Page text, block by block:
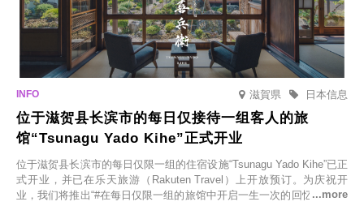
滋賀県 日本信息
位于滋贺县长滨市的每日仅接待一组客人的旅
馆“Tsunagu Yado Kihe”正式开业
位于滋贺县长滨市的每日仅限一组的住宿设施“Tsunagu Yado Kihe”已正
式开业，并已在乐天旅游（Rakuten Travel）上开放预订。为庆祝开
业，我们将推出“#在每日仅限一组的旅馆中开启一生一次的回忆之旅”活